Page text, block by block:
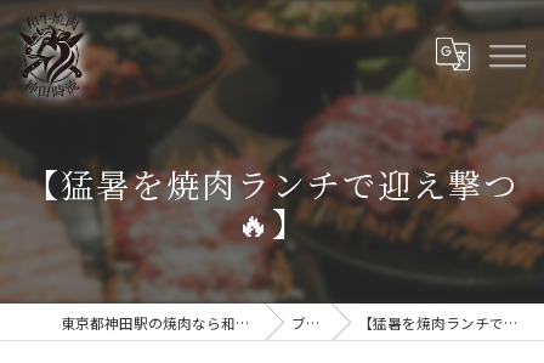
【猛暑を焼肉ランチで迎え撃つ
🔥】
東京都神田駅の焼肉なら和牛焼肉 神田時流 ブログ 【猛暑を焼肉ランチで迎え撃つ🔥】